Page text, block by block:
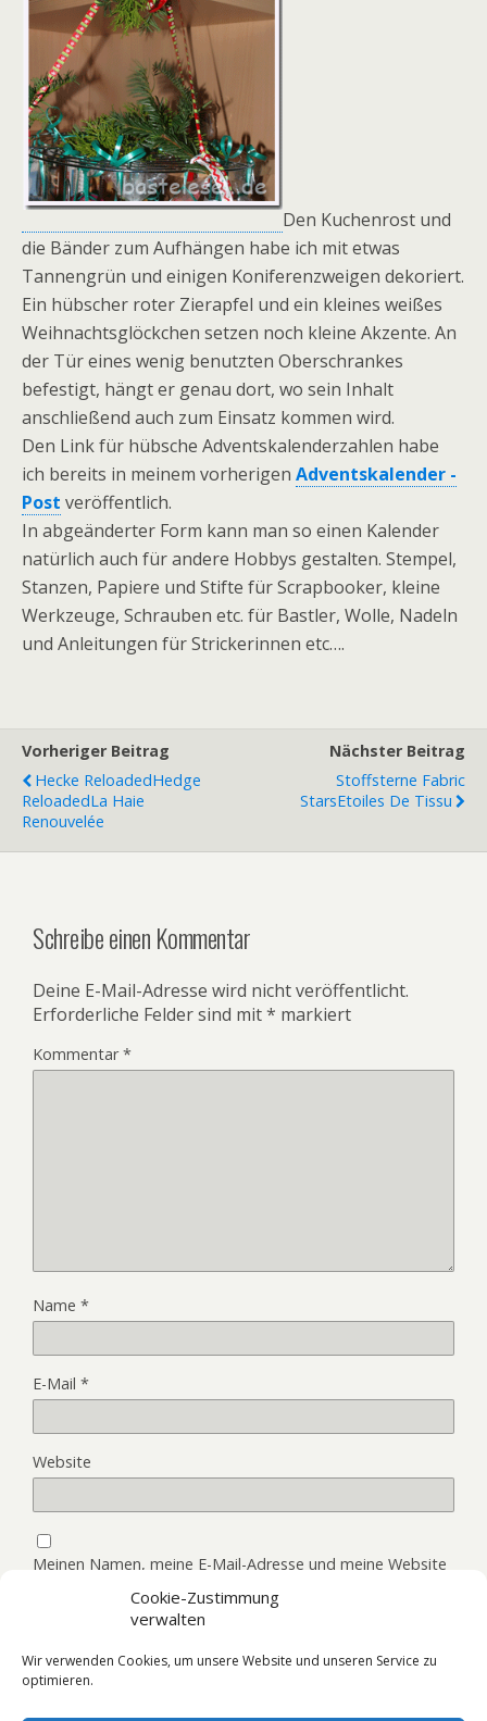
Cookie-Zustimmung
verwalten
Wir verwenden Cookies, um unsere Website und unseren Service zu
optimieren.
Den Kuchenrost und
die Bänder zum Aufhängen habe ich mit etwas
Tannengrün und einigen Koniferenzweigen dekoriert.
Ein hübscher roter Zierapfel und ein kleines weißes
Weihnachtsglöckchen setzen noch kleine Akzente. An
der Tür eines wenig benutzten Oberschrankes
befestigt, hängt er genau dort, wo sein Inhalt
anschließend auch zum Einsatz kommen wird.
Den Link für hübsche Adventskalenderzahlen habe
ich bereits in meinem vorherigen Adventskalender -
Post veröffentlich.
In abgeänderter Form kann man so einen Kalender
natürlich auch für andere Hobbys gestalten. Stempel,
Stanzen, Papiere und Stifte für Scrapbooker, kleine
Werkzeuge, Schrauben etc. für Bastler, Wolle, Nadeln
und Anleitungen für Strickerinnen etc….
Vorheriger Beitrag
Hecke ReloadedHedge
ReloadedLa Haie
Renouvelée
Nächster Beitrag
Stoffsterne Fabric
StarsEtoiles De Tissu
Schreibe einen Kommentar
Deine E-Mail-Adresse wird nicht veröffentlicht.
Erforderliche Felder sind mit* markiert
Kommentar*
Name *
E-Mail *
Website
Meinen Namen, meine E-Mail-Adresse und meine Website